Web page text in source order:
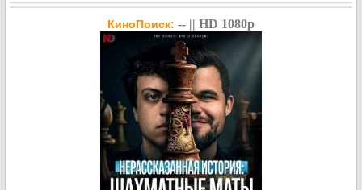
КиноПоиск: -- || HD 1080p